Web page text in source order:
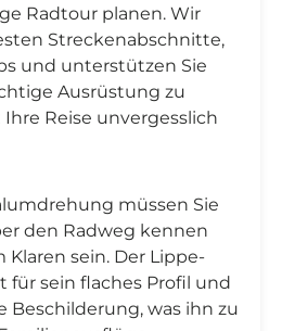
Radtour planen. Wir
Streckenabschnitte,
und unterstützen Sie
Ausrüstung zu
Reise unvergesslich
müssen Sie
den Radweg kennen
sein. Der Lippe-
für sein flaches Profil und
Beschilderung, was ihn zu